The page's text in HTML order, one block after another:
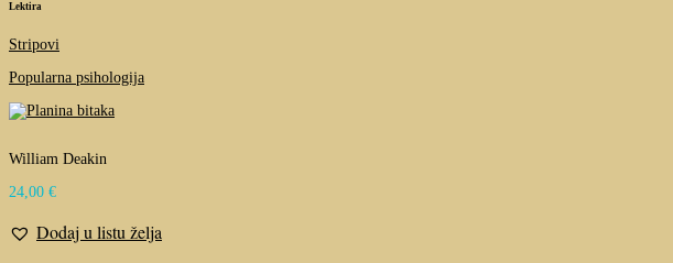
Lektira
Stripovi
Popularna psihologija
William Deakin
24,00 €
Dodaj u listu želja